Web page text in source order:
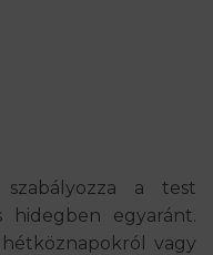
a test
hidegben egyaránt.
vagy